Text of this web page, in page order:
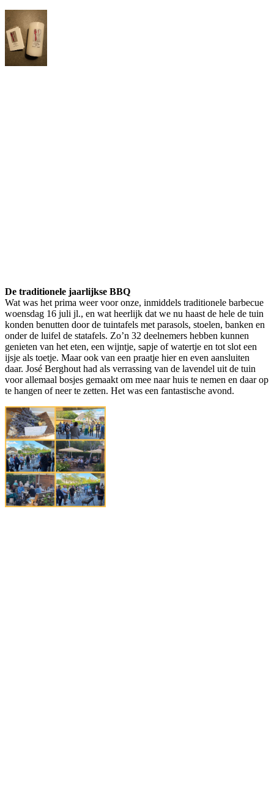
De traditionele jaarlijkse BBQ
Wat was het prima weer voor onze, inmiddels traditionele barbecue
woensdag 16 juli jl., en wat heerlijk dat we nu haast de hele de tuin
konden benutten door de tuintafels met parasols, stoelen, banken en
onder de luifel de statafels. Zo’n 32 deelnemers hebben kunnen
genieten van het eten, een wijntje, sapje of watertje en tot slot een
ijsje als toetje. Maar ook van een praatje hier en even aansluiten
daar. José Berghout had als verrassing van de lavendel uit de tuin
voor allemaal bosjes gemaakt om mee naar huis te nemen en daar op
te hangen of neer te zetten. Het was een fantastische avond.